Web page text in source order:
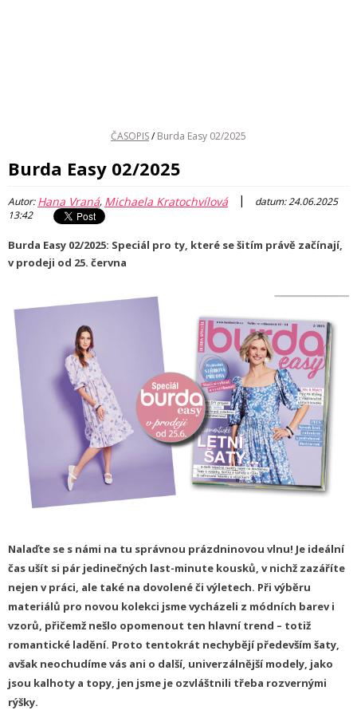
ČASOPIS/ Burda Easy 02/2025
Burda Easy 02/2025
Autor:Hana Vraná, Michaela Kratochvílová |
datum: 24.06.2025
13:42
Burda Easy 02/2025: Speciál pro ty, které se šitím právě začínají,
v prodeji od 25. června
Nalaďte se s námi na tu správnou prázdninovou vlnu! Je ideální
čas ušít si pár jedinečných last-minute kousků, v nichž zazáříte
nejen v práci, ale také na dovolené či výletech. Při výběru
materiálů pro novou kolekci jsme vycházeli z módních barev i
vzorů, přičemž nešlo opomenout ten hlavní trend – totiž
romantické ladění. Proto tentokrát nechybějí především šaty,
avšak neochudíme vás ani o další, univerzálnější modely, jako
jsou kalhoty a topy, jen jsme je ozvláštnili třeba rozvernými
rýšky.